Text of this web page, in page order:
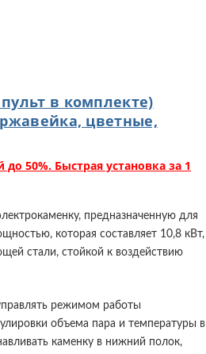
в комплекте)
цветные,
50%. Быстрая установка за 1
предназначенную для
которая составляет 10,8 кВт,
стали, стойкой к воздействию
режимом работы
объема пара и температуры в
каменку в нижний полок,